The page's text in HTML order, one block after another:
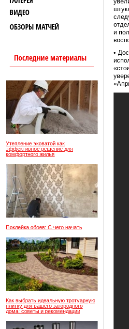
ВИДЕО
ОБЗОРЫ МАТЧЕЙ
Последние материалы
Утепление эковатой как
эффективное решение для
комфортного жилья
Поклейка обоев: С чего начать
Как выбрать идеальную тротуарную
плитку для вашего загородного
дома: советы и рекомендации
и
•